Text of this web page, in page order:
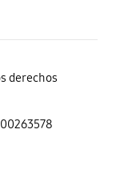
derechos